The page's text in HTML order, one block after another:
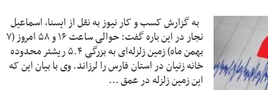
به گزارش کسب و کار نیوز به نقل از ایسنا، اسماعیل
نجار در این باره گفت: حوالی ساعت ۱۶ و ۵۸ امروز (۷
بهمن ماه) زمین زلزله‌ای به بزرگی ۵.۴ ریشتر محدوده
خانه زنیان در استان فارس را لرزاند. وی با بیان این که
این زمین زلزله در عمق …